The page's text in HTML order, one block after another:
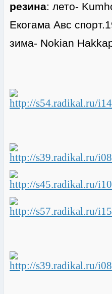
резина: лето-
Екогама Авс
зима- Nokian